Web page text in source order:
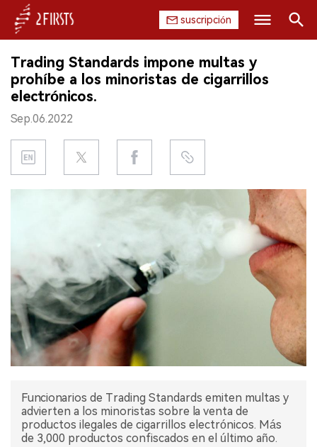
suscripción
INICIO
EMPRESA
PRODUCTO
REGULACIÓN
EXPOSICIÓN
ENTREVISTA
Trading Standards impone multas y
prohíbe a los minoristas de cigarrillos
electrónicos.
Sep.06.2022
Funcionarios de Trading Standards emiten multas y
advierten a los minoristas sobre la venta de
productos ilegales de cigarrillos electrónicos. Más
de 3,000 productos confiscados en el último año.